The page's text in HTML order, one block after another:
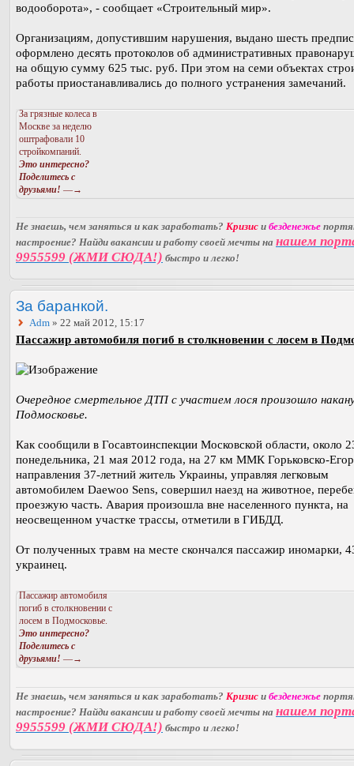
водооборота», - сообщает «Строительный мир».
Организациям, допустившим нарушения, выдано шесть
оформлено десять протоколов об административных
на общую сумму 625 тыс. руб. При этом на семи объектах
работы приостанавливались до полного устранения замечаний.
За грязные колеса в
Москве за неделю
оштрафовали 10
стройкомпаний.
Это интересно?
Поделитесь с
друзьями! —→
Не знаешь, чем заняться и как заработать? Кризис и безденежье
настроение? Найди вакансии и работу своей мечты на нашем
9955599 (ЖМИ СЮДА!) быстро и легко!
За баранкой.
Adm » 22 май 2012, 15:17
Пассажир автомобиля погиб в столкновении с лосем в
Очередное смертельное ДТП с участием лося произошло
Подмосковье.
Как сообщили в Госавтоинспекции Московской области, около
понедельника, 21 мая 2012 года, на 27 км ММК Горьковско-
направления 37-летний житель Украины, управляя легковым
автомобилем Daewoo Sens, совершил наезд на животное,
проезжую часть. Авария произошла вне населенного пункта, на
неосвещенном участке трассы, отметили в ГИБДД.
От полученных травм на месте скончался пассажир иномарки,
украинец.
Пассажир автомобиля
погиб в столкновении с
лосем в Подмосковье.
Это интересно?
Поделитесь с
друзьями! —→
Не знаешь, чем заняться и как заработать? Кризис и безденежье
настроение? Найди вакансии и работу своей мечты на нашем
9955599 (ЖМИ СЮДА!) быстро и легко!